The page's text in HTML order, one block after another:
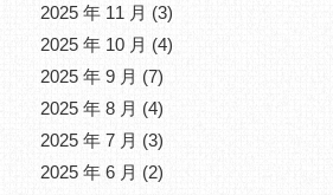
2025 年 11 月 (3)
2025 年 10 月 (4)
2025 年 9 月 (7)
2025 年 8 月 (4)
2025 年 7 月 (3)
2025 年 6 月 (2)